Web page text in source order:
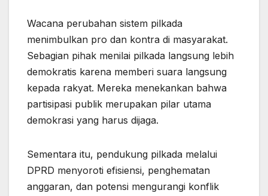
Wacana perubahan sistem pilkada
menimbulkan pro dan kontra di masyarakat.
Sebagian pihak menilai pilkada langsung lebih
demokratis karena memberi suara langsung
kepada rakyat. Mereka menekankan bahwa
partisipasi publik merupakan pilar utama
demokrasi yang harus dijaga.
Sementara itu, pendukung pilkada melalui
DPRD menyoroti efisiensi, penghematan
anggaran, dan potensi mengurangi konflik